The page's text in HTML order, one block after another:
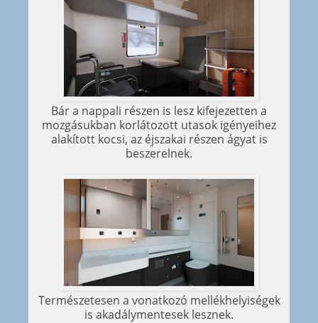
Bár a nappali részen is lesz kifejezetten a
mozgásukban korlátozott utasok igényeihez
alakított kocsi, az éjszakai részen ágyat is
beszerelnek.
Természetesen a vonatkozó mellékhelyiségek
is akadálymentesek lesznek.